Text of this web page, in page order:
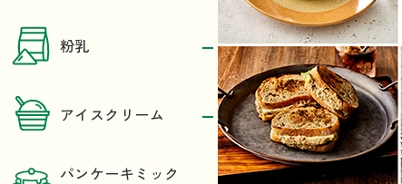
粉乳
アイスクリーム
パンケーキミック